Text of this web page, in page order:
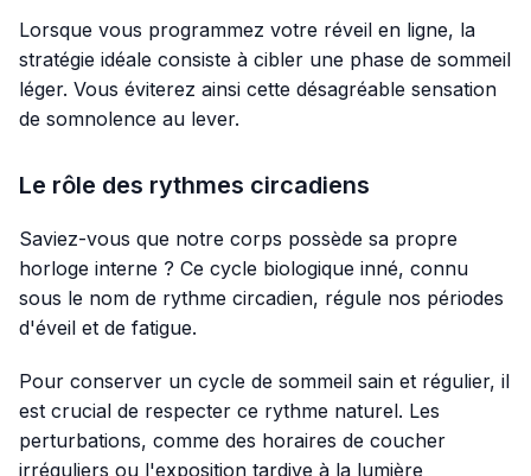
Lorsque vous programmez votre réveil en ligne, la
stratégie idéale consiste à cibler une phase de sommeil
léger. Vous éviterez ainsi cette désagréable sensation
de somnolence au lever.
Le rôle des rythmes circadiens
Saviez-vous que notre corps possède sa propre
horloge interne ? Ce cycle biologique inné, connu
sous le nom de rythme circadien, régule nos périodes
d'éveil et de fatigue.
Pour conserver un cycle de sommeil sain et régulier, il
est crucial de respecter ce rythme naturel. Les
perturbations, comme des horaires de coucher
irréguliers ou l'exposition tardive à la lumière